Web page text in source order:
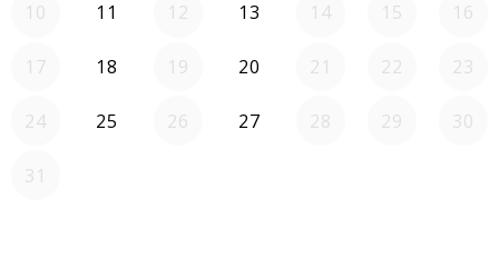
10 11 12 13 14 15 16
17 18 19 20 21 22 23
24 25 26 27 28 29 30
31